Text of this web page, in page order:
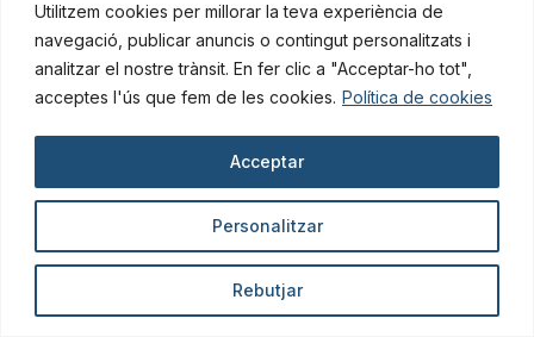
Utilitzem cookies per millorar la teva experiència de
navegació, publicar anuncis o contingut personalitzats i
analitzar el nostre trànsit. En fer clic a "Acceptar-ho tot",
acceptes l'ús que fem de les cookies. Política de cookies
Personalitzar
Rebutjar
Acceptar